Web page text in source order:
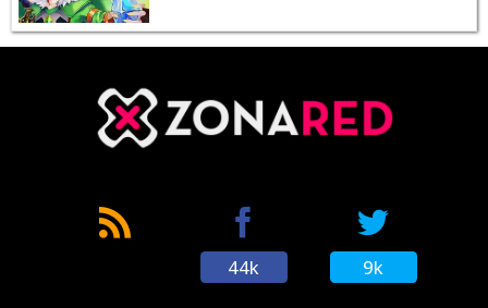
44k 9k